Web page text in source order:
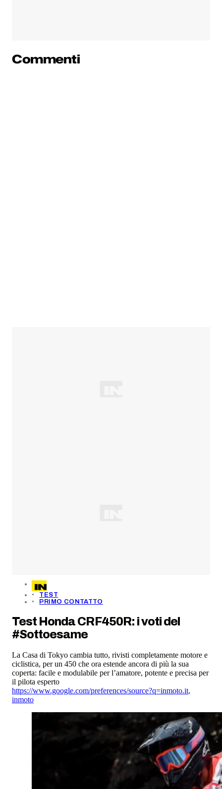
Commenti
TEST
PRIMO CONTATTO
Test Honda CRF450R: i voti del
#Sottoesame
La Casa di Tokyo cambia tutto, rivisti completamente motore e
ciclistica, per un 450 che ora estende ancora di più la sua
coperta: facile e modulabile per l’amatore, potente e precisa per
il pilota esperto
https://www.google.com/preferences/source?q=inmoto.it,
inmoto